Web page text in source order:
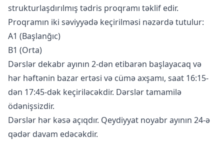
strukturlaşdırılmış tədris proqramı təklif edir.
Proqramın iki səviyyədə keçirilməsi nəzərdə tutulur:
A1 (Başlanğıc)
B1 (Orta)
Dərslər dekabr ayının 2-dən etibarən başlayacaq və
hər həftənin bazar ertəsi və cümə axşamı, saat 16:15-
dən 17:45-dək keçiriləcəkdir. Dərslər tamamilə
ödənişsizdir.
Dərslər hər kəsə açıqdır. Qeydiyyat noyabr ayının 24-ə
qədər davam edəcəkdir.